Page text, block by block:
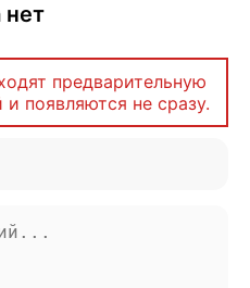
нет
предварительную
появляются не сразу.